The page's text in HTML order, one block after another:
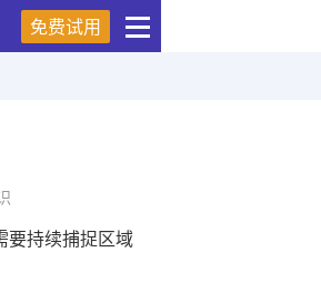
免费试用
要持续捕捉区域